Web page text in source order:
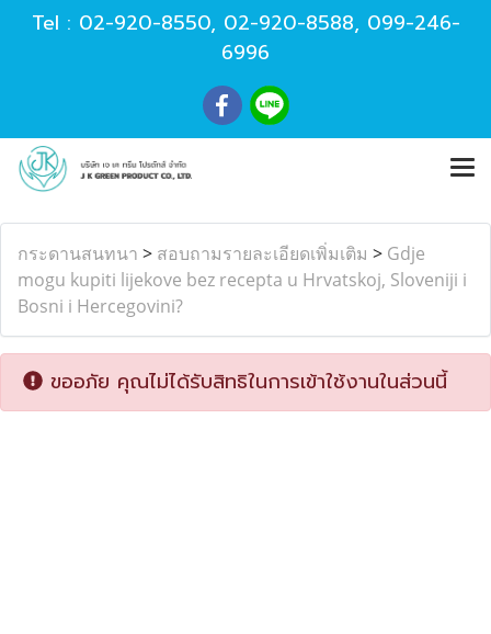
Tel : 02-920-8550, 02-920-8588, 099-246-
6996
กระดานสนทนา > สอบถามรายละเอียดเพิ่มเติม > Gdje
mogu kupiti lijekove bez recepta u Hrvatskoj, Sloveniji i
Bosni i Hercegovini?
ขออภัย คุณไม่ได้รับสิทธิในการเข้าใช้งานในส่วนนี้